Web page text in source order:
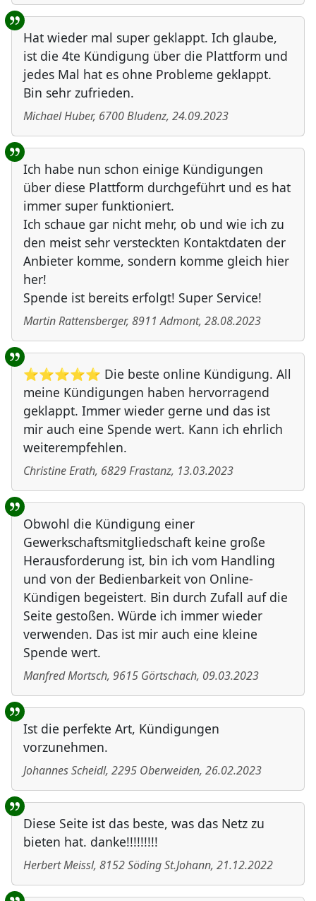
Hat wieder mal super geklappt. Ich glaube,
ist die 4te Kündigung über die Plattform und
jedes Mal hat es ohne Probleme geklappt.
Bin sehr zufrieden.
Michael Huber, 6700Bludenz, 24.09.2023
Ich habe nun schon einige Kündigungen
über diese Plattform durchgeführt und es hat
immer super funktioniert.
Ich schaue gar nicht mehr, ob und wie ich zu
den meist sehr versteckten Kontaktdaten der
Anbieter komme, sondern komme gleich hier
her!
Spende ist bereits erfolgt! Super Service!
Martin Rattensberger, 8911 Admont, 28.08.2023
⭐⭐⭐⭐⭐ Die beste online Kündigung. All
meine Kündigungen haben hervorragend
geklappt. Immer wieder gerne und das ist
mir auch eine Spende wert. Kann ich ehrlich
weiterempfehlen.
Christine Erath, 6829Frastanz, 13.03.2023
Obwohl die Kündigung einer
Gewerkschaftsmitgliedschaft keine große
Herausforderung ist, bin ich vom Handling
und von der Bedienbarkeit von Online-
Kündigen begeistert. Bin durch Zufall auf die
Seite gestoßen. Würde ich immer wieder
verwenden. Das ist mir auch eine kleine
Spende wert.
Manfred Mortsch, 9615 Görtschach, 09.03.2023
Ist die perfekte Art, Kündigungen
vorzunehmen.
Johannes Scheidl, 2295 Oberweiden, 26.02.2023
Diese Seite ist das beste, was das Netz zu
bieten hat. danke!!!!!!!!!
Herbert Meissl, 8152Söding St.Johann, 21.12.2022